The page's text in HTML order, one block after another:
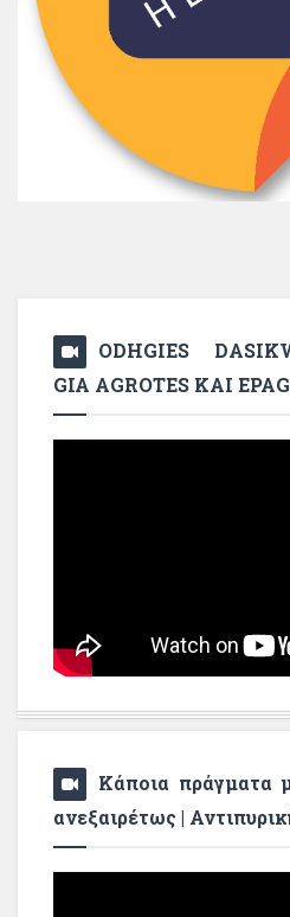
ODHGIES
GIA AGROTES KAI
Κάποια πράγματα
ανεξαιρέτως |